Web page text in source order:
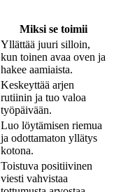
Miksi se toimii
Yllättää juuri silloin,
kun toinen avaa oven ja
hakee aamiaista.
Keskeyttää arjen
rutiinin ja tuo valoa
työpäivään.
Luo löytämisen riemua
ja odottamaton yllätys
kotona.
Toistuva positiivinen
viesti vahvistaa